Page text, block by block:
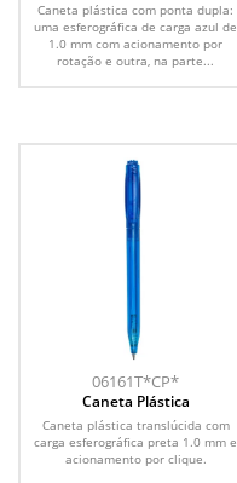
Caneta plástica com ponta dupla:
uma esferográfica de carga azul de
1.0 mm com acionamento por
rotação e outra, na parte...
06161T*CP*
Caneta Plástica
Caneta plástica translúcida com
carga esferográfica preta 1.0 mm e
acionamento por clique.